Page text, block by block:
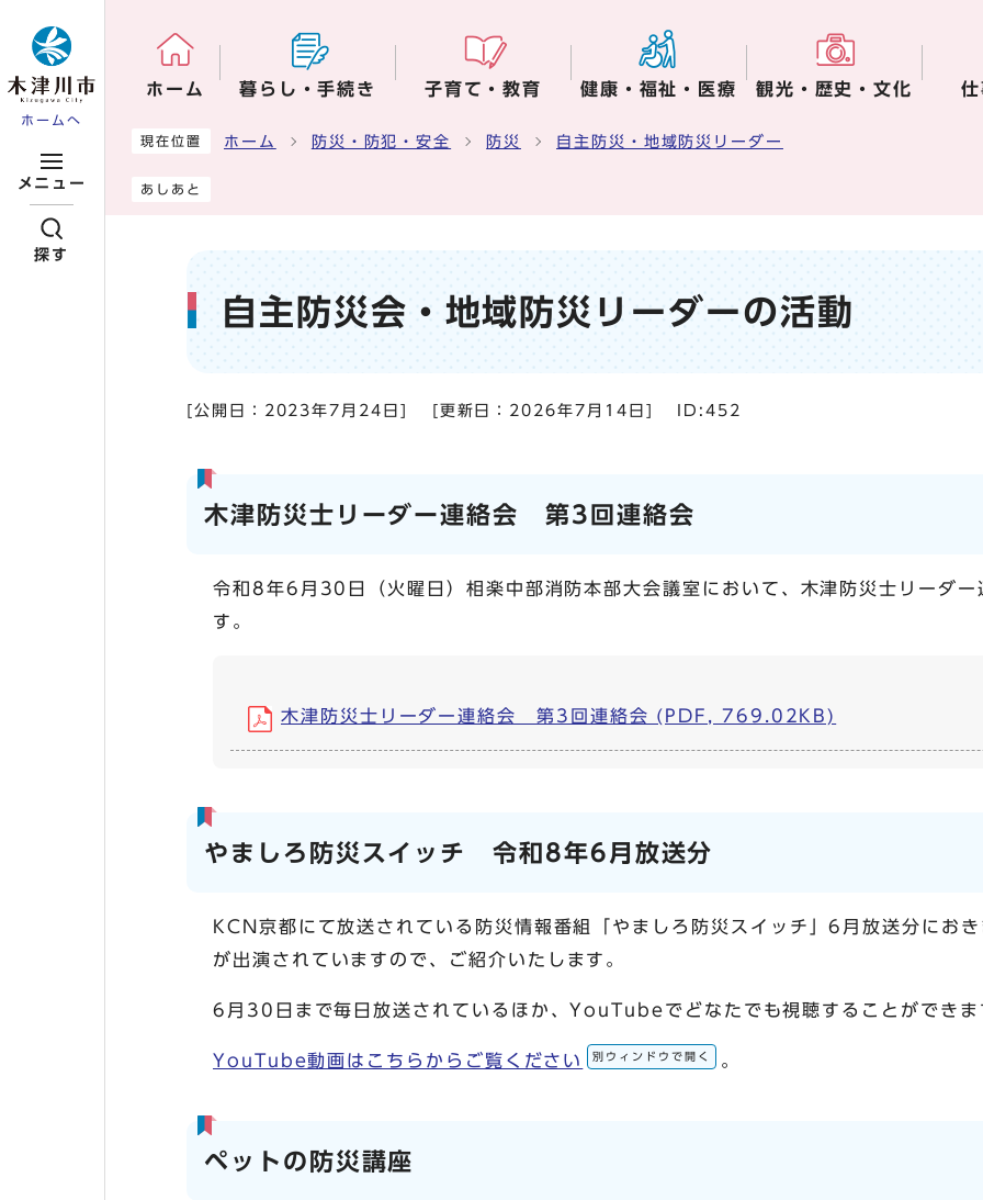
ホームへ
メニュー
探す
ホーム 暮らし・手続き 子育て・教育 健康・福祉・医療 観光・歴史・文化
ここから本文です
現在位置 ホーム 防災・防犯・安全 防災 自主防災・地域防災リーダー
あしあと
自主防災会・地域防災リーダーの活動
[公開日： 2023年7月24日 [更新日： 2026年7月14日 ID:452
木津防災士リーダー連絡会 第3回連絡会
令和8年6月30日（火曜日）相楽中部消防本部大会議室において、木津防災士リーダ
す。
木津防災士リーダー連絡会 第3回連絡会 (PDF, 769.02KB)
やましろ防災スイッチ 令和8年6月放送分
KCN京都にて放送されている防災情報番組「やましろ防災スイッチ」6月放送分にお
が出演されていますので、ご紹介いたします。
6月30日まで毎日放送されているほか、YouTubeでどなたでも視聴することができま
YouTube動画はこちらからご覧ください 別ウィンドウで開く 。
ペットの防災講座